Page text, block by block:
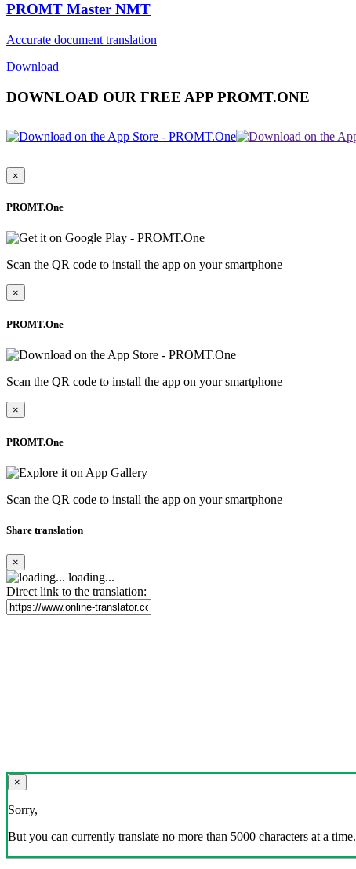
PROMT Master NMT
Accurate document translation
Download
DOWNLOAD OUR FREE APP PROMT.ONE
×
PROMT.One
Scan the QR code to install the app on your smartphone
×
PROMT.One
Scan the QR code to install the app on your smartphone
×
PROMT.One
Scan the QR code to install the app on your smartphone
Share translation
×
loading...
Direct link to the translation:
×
Sorry,
But you can currently translate no more than 5000 characters at a time.